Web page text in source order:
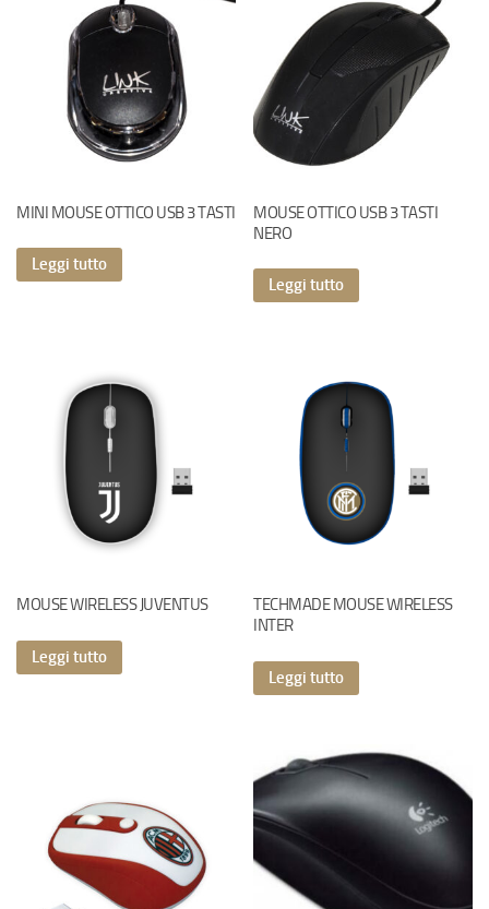
MINI MOUSE OTTICO USB 3 TASTI
Leggi tutto
MOUSE OTTICO USB 3 TASTI
NERO
Leggi tutto
MOUSE WIRELESS JUVENTUS
Leggi tutto
TECHMADE MOUSE WIRELESS
INTER
Leggi tutto